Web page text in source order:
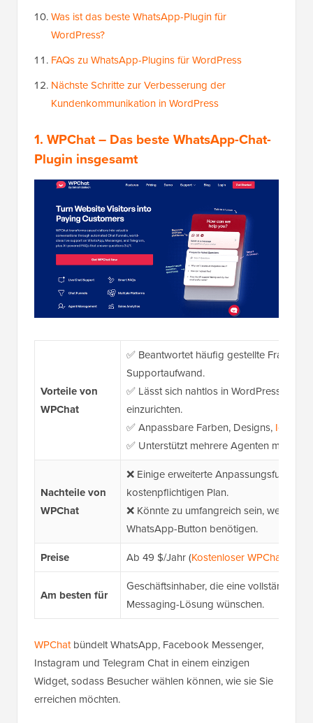
Was ist das beste WhatsApp-Plugin für
WordPress?
FAQs zu WhatsApp-Plugins für WordPress
Nächste Schritte zur Verbesserung der
Kundenkommunikation in WordPress
1. WPChat – Das beste WhatsApp-Chat-
Plugin insgesamt
Vorteile von
WPChat
✅ Beantwortet häufig gestellte Fragen
Supportaufwand.
✅ Lässt sich nahtlos in WordPress
einzurichten.
✅ Anpassbare Farben, Designs, Icons
✅ Unterstützt mehrere Agenten mit
Nachteile von
WPChat
❌ Einige erweiterte
kostenpflichtigen Plan.
❌ Könnte zu umfangreich sein, wenn
WhatsApp-Button benötigen.
Preise Ab 49 $/Jahr (Kostenloser WPChat-Plan
Am besten für
Geschäftsinhaber, die eine vollständige
Messaging-Lösung wünschen.
WPChatbündelt WhatsApp, Facebook Messenger,
Instagram und Telegram Chat in einem einzigen
Widget, sodass Besucher wählen können, wie sie Sie
erreichen möchten.